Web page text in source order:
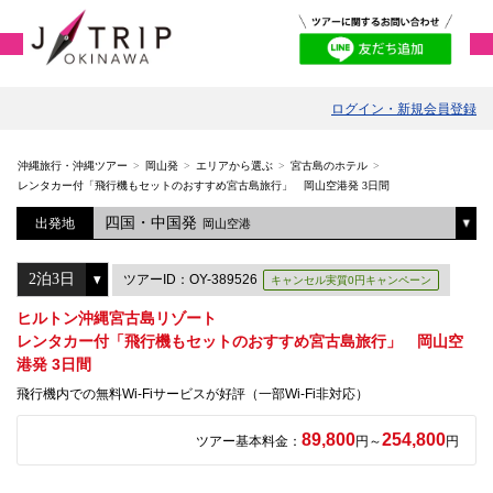
ログイン・新規会員登録
沖縄旅行・沖縄ツアー 岡山発 エリアから選ぶ
宮古島のホテル
レンタカー付「飛行機もセットのおすすめ宮古島旅行」 岡山空港発 3日間
出発地 四国・中国発 岡山空港
ツアーID：OY-389526 キャンセル実質0円キャンペーン
ヒルトン沖縄宮古島リゾート
レンタカー付「飛行機もセットのおすすめ宮古島旅行」 岡山空
港発 3日間
飛行機内での無料Wi-Fiサービスが好評（一部Wi-Fi非対応）
ツアー基本料金： 89,800円～254,800円